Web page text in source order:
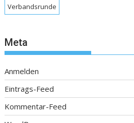
Verbandsrunde
Meta
Anmelden
Eintrags-Feed
Kommentar-Feed